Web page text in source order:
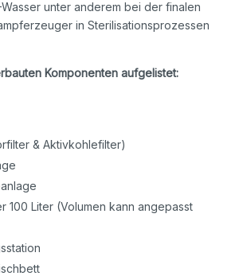
unter anderem bei der finalen
in Sterilisationsprozessen
Komponenten aufgelistet:
& Aktivkohlefilter)
100 Liter (Volumen kann angepasst